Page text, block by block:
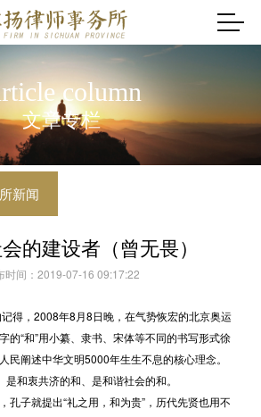
column
文章专栏
新闻
的建设者（曾无畏）
时间：2019-07-16 09:17:22
，2008年8月8日晚，在气势恢宏的北京奥运
的“和”用小纂、隶书、宋体等不同的书写形式徐
民阐述中华文明5000年生生不息的核心理念。
是和衷共济的和、是和谐社会的和。
子就提出“礼之用，和为贵”，历代先贤也用不